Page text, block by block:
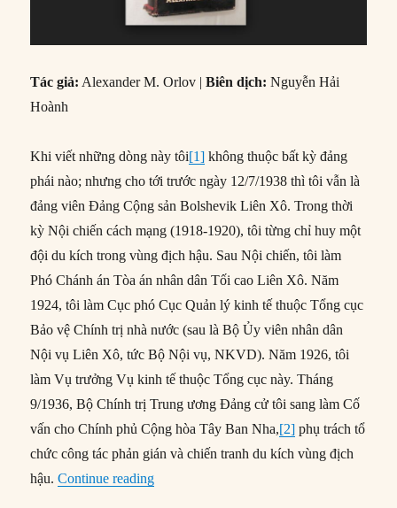
Tác giả: Alexander M. Orlov |Biên dịch: Nguyễn Hải
Hoành
Khi viết những dòng này tôi[1] không thuộc bất kỳ đảng
phái nào; nhưng cho tới trước ngày 12/7/1938 thì tôi vẫn là
đảng viên Đảng Cộng sản Bolshevik Liên Xô. Trong thời
kỳ Nội chiến cách mạng (1918-1920), tôi từng chỉ huy một
đội du kích trong vùng địch hậu. Sau Nội chiến, tôi làm
Phó Chánh án Tòa án nhân dân Tối cao Liên Xô. Năm
1924, tôi làm Cục phó Cục Quản lý kinh tế thuộc Tổng cục
Bảo vệ Chính trị nhà nước (sau là Bộ Ủy viên nhân dân
Nội vụ Liên Xô, tức Bộ Nội vụ, NKVD). Năm 1926, tôi
làm Vụ trưởng Vụ kinh tế thuộc Tổng cục này. Tháng
9/1936, Bộ Chính trị Trung ương Đảng cử tôi sang làm Cố
vấn cho Chính phủ Cộng hòa Tây Ban Nha,[2] phụ trách tổ
chức công tác phản gián và chiến tranh du kích vùng địch
hậu.Continue reading“Tự thuật của một trùm KGB bỏ trốn”